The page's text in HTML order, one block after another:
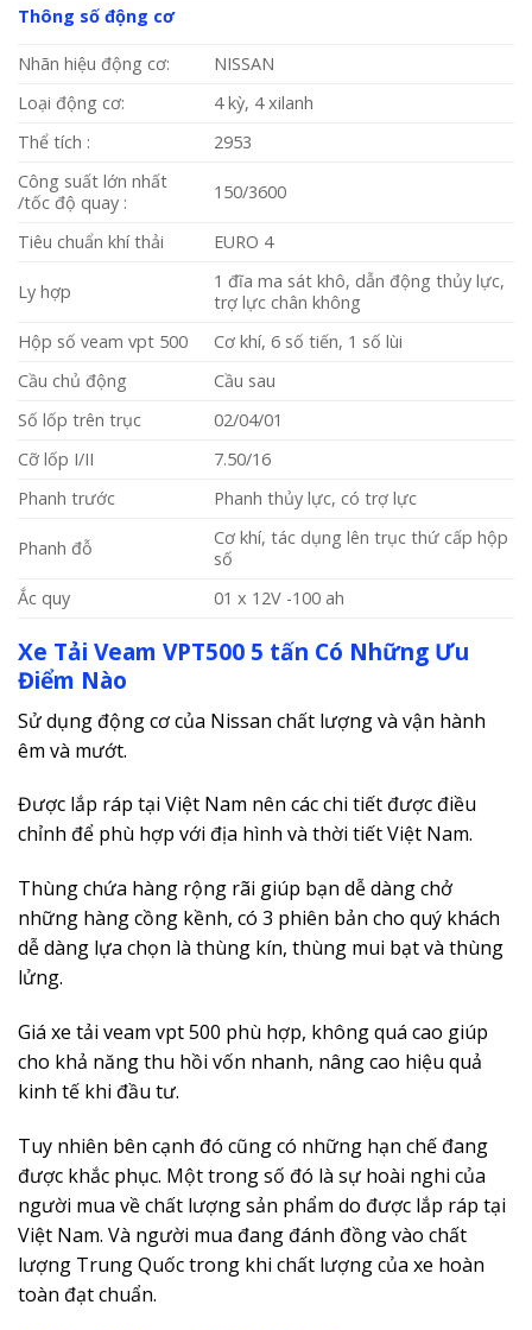
Thông số động cơ
Nhãn hiệu động cơ:
NISSAN
Loại động cơ:
4 kỳ, 4 xilanh
Thể tích :
2953
Công suất lớn nhất
/tốc độ quay :
150/3600
Tiêu chuẩn khí thải EURO 4
Ly hợp
1 đĩa ma sát khô, dẫn động thủy lực,
trợ lực chân không
Hộp số veam vpt 500
Cơ khí, 6 số tiến, 1 số lùi
Cầu chủ động
Cầu sau
Số lốp trên trục
02/04/01
Cỡ lốp I/II
7.50/16
Phanh trước
Phanh thủy lực, có trợ lực
Phanh đỗ
Cơ khí, tác dụng lên trục thứ cấp hộp
số
Ắc quy
01 x 12V -100 ah
Xe Tải Veam VPT500 5 tấn Có Những Ưu
Điểm Nào
Sử dụng động cơ của Nissan chất lượng và vận hành
êm và mướt.
Được lắp ráp tại Việt Nam nên các chi tiết được điều
chỉnh để phù hợp với địa hình và thời tiết Việt Nam.
Thùng chứa hàng rộng rãi giúp bạn dễ dàng chở
những hàng cồng kềnh, có 3 phiên bản cho quý khách
dễ dàng lựa chọn là thùng kín, thùng mui bạt và thùng
lửng.
Giá xe tải veam vpt 500 phù hợp, không quá cao giúp
cho khả năng thu hồi vốn nhanh, nâng cao hiệu quả
kinh tế khi đầu tư.
Tuy nhiên bên cạnh đó cũng có những hạn chế đang
được khắc phục. Một trong số đó là sự hoài nghi của
người mua về chất lượng sản phẩm do được lắp ráp tại
Việt Nam. Và người mua đang đánh đồng vào chất
lượng Trung Quốc trong khi chất lượng của xe hoàn
toàn đạt chuẩn.